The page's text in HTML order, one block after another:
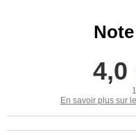
4,0
En savoir plus sur